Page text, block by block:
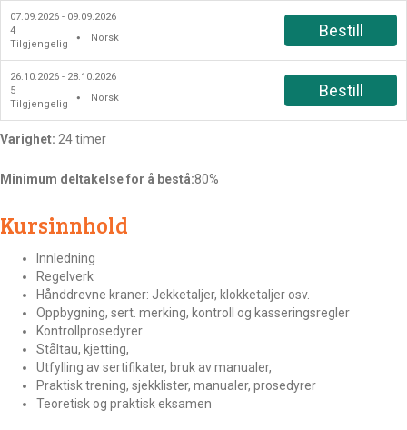
07.09.2026 - 09.09.2026
4
Tilgjengelig
● Norsk Bestill
26.10.2026 - 28.10.2026
5
Tilgjengelig
● Norsk Bestill
Varighet: 24 timer
Minimum deltakelse for å bestå:80%
Kursinnhold
Innledning
Regelverk
Hånddrevne kraner: Jekketaljer, klokketaljer osv.
Oppbygning, sert. merking, kontroll og kasseringsregler
Kontrollprosedyrer
Ståltau, kjetting,
Utfylling av sertifikater, bruk av manualer,
Praktisk trening, sjekklister, manualer, prosedyrer
Teoretisk og praktisk eksamen